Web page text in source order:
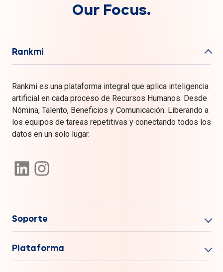
Our Focus.
Rankmi
Rankmi es una plataforma integral que aplica inteligencia
artificial en cada proceso de Recursos Humanos. Desde
Nómina, Talento, Beneficios y Comunicación. Liberando a
los equipos de tareas repetitivas y conectando todos los
datos en un solo lugar.
Soporte
Plataforma